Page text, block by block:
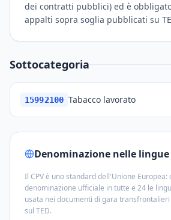
dei contratti pubblici) ed è
appalti sopra soglia pubblicati su
Sottocategoria
15992100 Tabacco lavorato
Denominazione nelle
Il CPV è uno standard dell'Unione Europea:
denominazione ufficiale in tutte e 24 le
usata nei documenti di gara
sul TED.